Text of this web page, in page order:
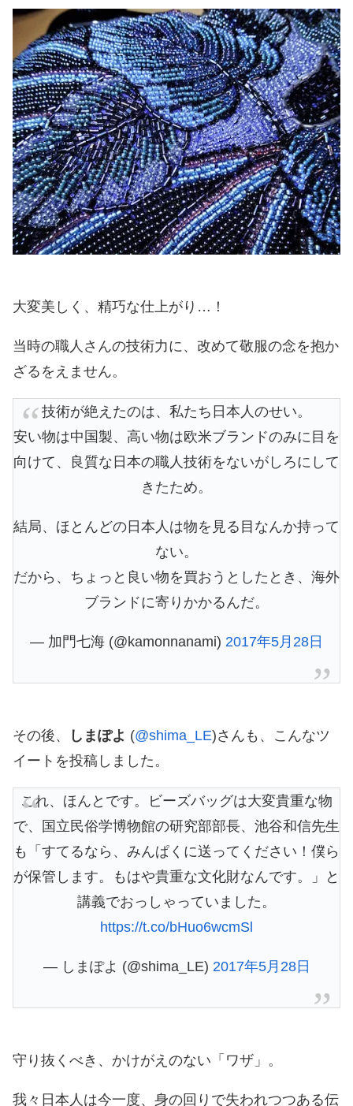
大変美しく、精巧な仕上がり…！
当時の職人さんの技術力に、改めて敬服の念を抱か
ざるをえません。
技術が絶えたのは、私たち日本人のせい。
安い物は中国製、高い物は欧米ブランドのみに目を
向けて、良質な日本の職人技術をないがしろにして
きたため。
結局、ほとんどの日本人は物を見る目なんか持って
ない。
だから、ちょっと良い物を買おうとしたとき、海外
ブランドに寄りかかるんだ。
— 加門七海 (@kamonnanami) 2017年5月28日
その後、 しまぽよ (@shima_LE)さんも、こんなツ
イートを投稿しました。
これ、ほんとです。ビーズバッグは大変貴重な物
で、国立民俗学博物館の研究部部長、池谷和信先生
も「すてるなら、みんぱくに送ってください！僕ら
が保管します。もはや貴重な文化財なんです。」と
講義でおっしゃっていました。
https://t.co/bHuo6wcmSl
— しまぽよ (@shima_LE) 2017年5月28日
守り抜くべき、かけがえのない「ワザ」。
我々日本人は今一度、身の回りで失われつつある伝